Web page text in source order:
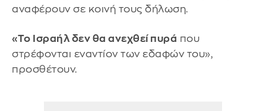
αναφέρουν σε κοινή τους δήλωση.
«Το Ισραήλ δεν θα ανεχθεί πυρά που
στρέφονται εναντίον των εδαφών του»,
προσθέτουν.